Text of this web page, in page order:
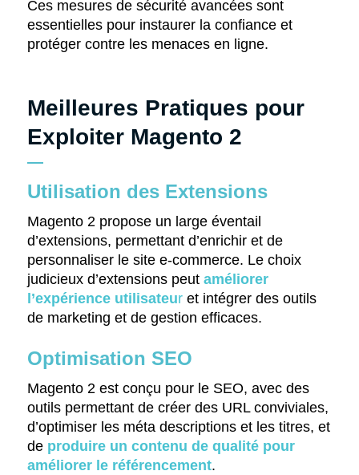
Ces mesures de sécurité avancées sont
essentielles pour instaurer la confiance et
protéger contre les menaces en ligne.
Meilleures Pratiques pour
Exploiter Magento 2
Utilisation des Extensions
Magento 2 propose un large éventail
d’extensions, permettant d’enrichir et de
personnaliser le site e-commerce. Le choix
judicieux d’extensions peut améliorer
l’expérience utilisateuret intégrer des outils
de marketing et de gestion efficaces.
Optimisation SEO
Magento 2 est conçu pour le SEO, avec des
outils permettant de créer des URL conviviales,
d’optimiser les méta descriptions et les titres, et
de produire un contenu de qualité pour
améliorer le référencement.